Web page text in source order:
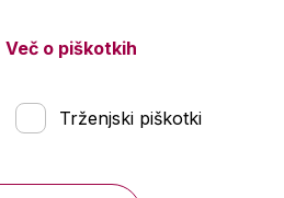
Več o piškotkih
Trženjski piškotki